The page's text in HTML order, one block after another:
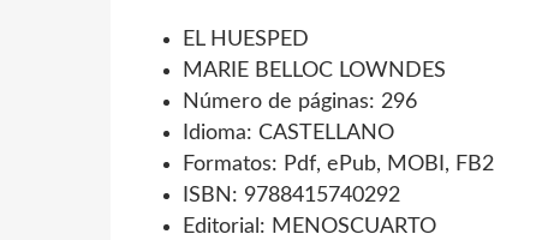
EL HUESPED
MARIE BELLOC LOWNDES
Número de páginas: 296
Idioma: CASTELLANO
Formatos: Pdf, ePub, MOBI, FB2
ISBN: 9788415740292
Editorial: MENOSCUARTO